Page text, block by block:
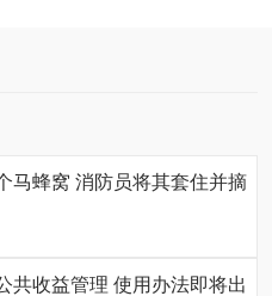
马蜂窝 消防员将其套住并摘
共收益管理 使用办法即将出